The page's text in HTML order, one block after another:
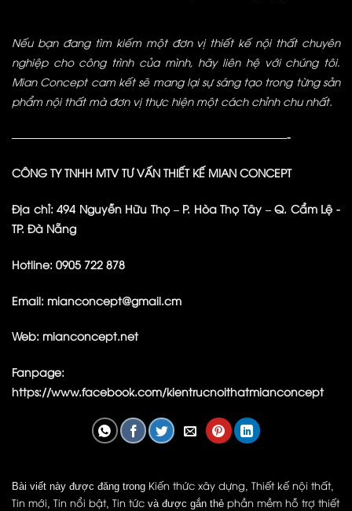
Nếu bạn đang tìm kiếm một đơn vị thiết kế nội thất chuyên
nghiệp cho công trình của mình, hãy liên hệ với chúng tôi.
Mian Concept cam kết sẽ mang lại sự sáng tạo trong từng sản
phẩm nội thất mà đơn vị thực hiện một cách chỉnh chu nhất.
—————————————————————————-
CÔNG TY TNHH MTV TƯ VẤN THIẾT KẾ MIAN CONCEPT
Địa chỉ: 494 Nguyễn Hữu Thọ – P. Hòa Thọ Tây – Q. Cẩm Lệ -
TP. Đà Nẵng
Hotline: 0905 722 878
Email: mianconcept@gmail.cm
Web: mianconcept.net
Fanpage:
https://www.facebook.com/kientrucnoithatmianconcept
Bài viết này được đăng trong Kiến thức xây dựng, Thiết kế nội thất,
Tin mới, Tin nổi bật, Tin tức và được gắn thẻ phần mềm hỗ trợ thiết